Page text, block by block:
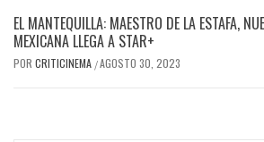
EL MANTEQUILLA: MAESTRO DE LA ESTAFA,
MEXICANA LLEGA A STAR+
POR CRITICINEMA /AGOSTO 30, 2023